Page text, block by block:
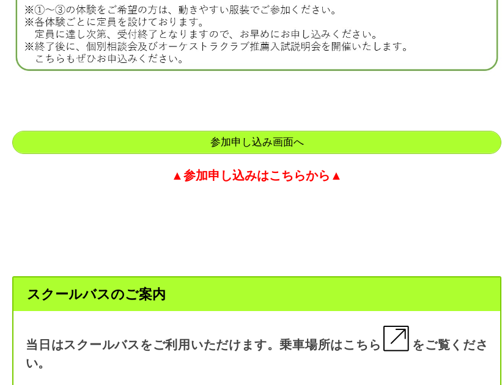
参加申し込み画面へ
▲参加申し込みはこちらから▲
スクールバスのご案内
当日はスクールバスをご利用いただけます。乗車場所はこちら
をご覧くださ
い。